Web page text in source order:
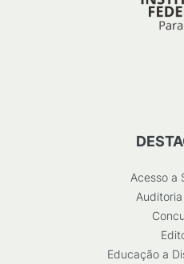
Acesso a
Educação a